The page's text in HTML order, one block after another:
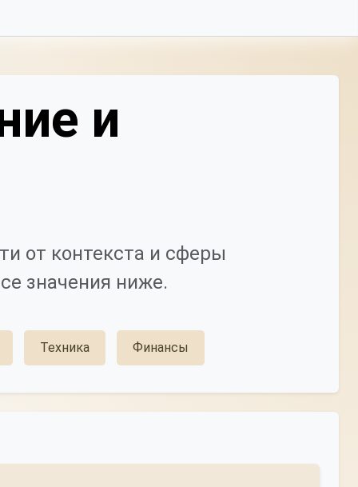
и
от контекста и сферы
значения ниже.
Техника Финансы